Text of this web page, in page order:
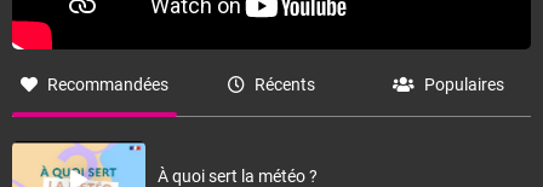
Recommandées Récents Populaires
À quoi sert la météo ?